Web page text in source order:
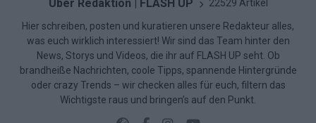
Über Redaktion | FLASH UP 22529 Artikel
Hier schreiben, posten und kuratieren unsere Redakteur alles,
was euch wirklich interessiert! Wir sind das Team hinter den
News, Storys und Videos, die ihr auf FLASH UP seht. Ob
brandheiße Nachrichten, coole Tipps, spannende Hintergründe
oder crazy Trends – wir checken alles für euch, filtern das
Wichtigste raus und bringen’s auf den Punkt.